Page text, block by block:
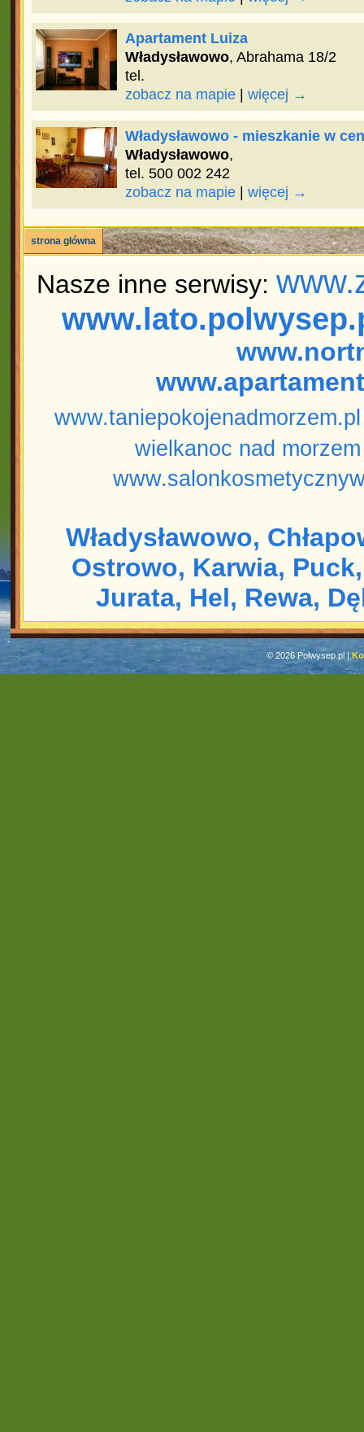
Apartament Luiza
Władysławowo, Abrahama 18/2
tel.
zobacz na mapie| więcej →
Władysławowo - mieszkanie w
Władysławowo,
tel. 500 002 242
zobacz na mapie| więcej →
strona główna
Nasze inne serwisy:
www.taniepokojenadmorzem.pl
wielkanoc nad
Władysławowo,
Ostrowo, Karwia, Puck,
Jurata, Hel, Rewa,
© 2026 Polwysep.pl |